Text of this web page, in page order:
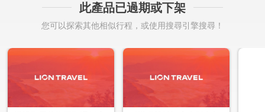
此產品已過期或下架
您可以探索其他相似行程，或使用搜尋引擎搜尋！